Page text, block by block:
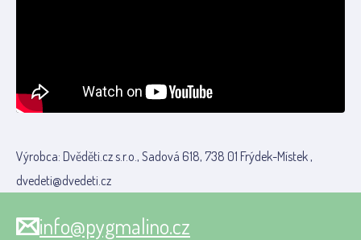
Výrobca: Dvěděti.cz s.r.o., Sadová 618, 738 01 Frýdek-Místek ,
dvedeti@dvedeti.cz
info@pygmalino.cz